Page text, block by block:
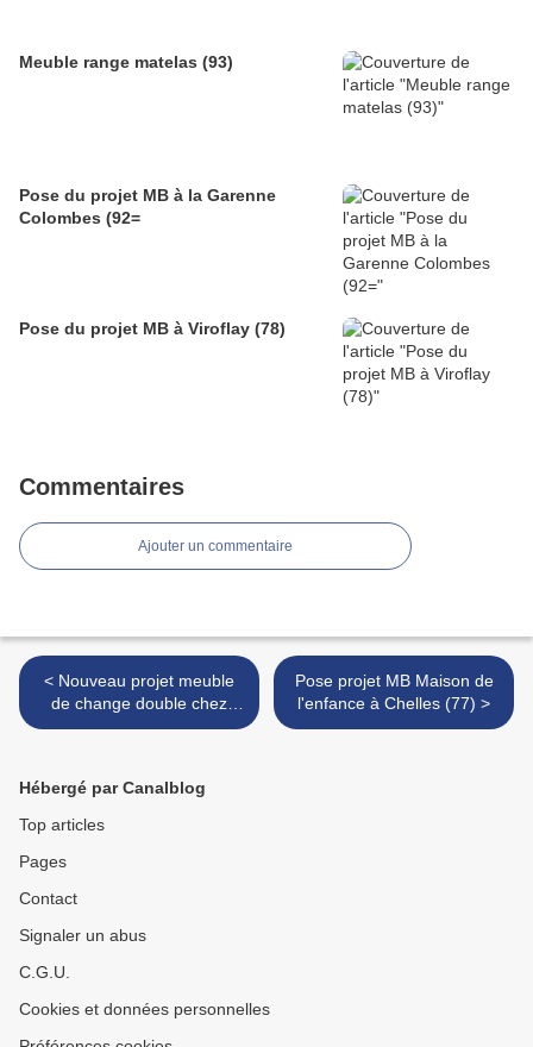
Meuble range matelas (93)
Pose du projet MB à la Garenne
Colombes (92=
Pose du projet MB à Viroflay (78)
Commentaires
Ajouter un commentaire
< Nouveau projet meuble
de change double chez
Maman poules à Montreuil
Pose projet MB Maison de
l'enfance à Chelles (77) >
Hébergé par Canalblog
Top articles
Pages
Contact
Signaler un abus
C.G.U.
Cookies et données personnelles